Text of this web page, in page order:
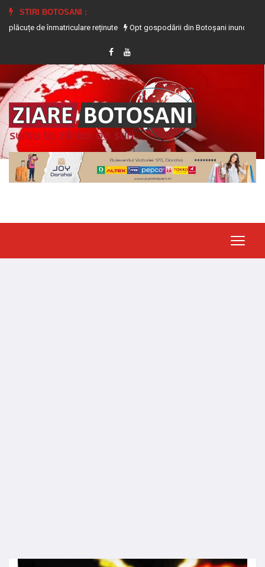
STIRI BOTOSANI :
înmatriculare reținute
Opt gospodării din Botoșani inundate în urma